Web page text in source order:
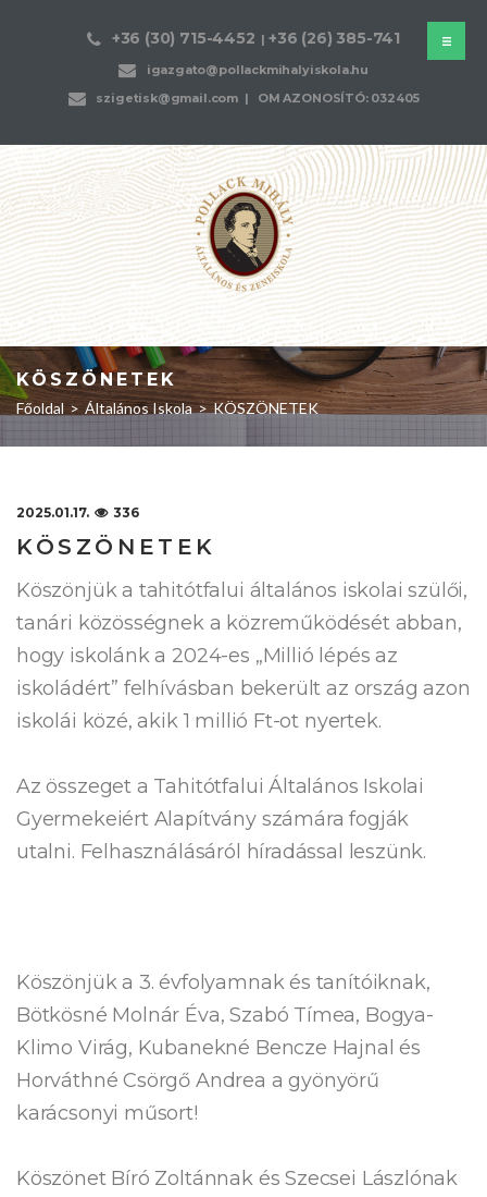
+36 (30) 715-4452 | +36 (26) 385-741
igazgato@pollackmihalyiskola.hu
szigetisk@gmail.com | OM AZONOSÍTÓ: 032405
KÖSZÖNETEK
Főoldal > Általános Iskola > KÖSZÖNETEK
2025.01.17. 336
KÖSZÖNETEK
Köszönjük a tahitótfalui általános iskolai szülői,
tanári közösségnek a közreműködését abban,
hogy iskolánk a 2024-es „Millió lépés az
iskoládért” felhívásban bekerült az ország azon
iskolái közé, akik 1 millió Ft-ot nyertek.
Az összeget a Tahitótfalui Általános Iskolai
Gyermekeiért Alapítvány számára fogják
utalni. Felhasználásáról híradással leszünk.
Köszönjük a 3. évfolyamnak és tanítóiknak,
Bötkösné Molnár Éva, Szabó Tímea, Bogya-
Klimo Virág, Kubanekné Bencze Hajnal és
Horváthné Csörgő Andrea a gyönyörű
karácsonyi műsort!
Köszönet Bíró Zoltánnak és Szecsei Lászlónak